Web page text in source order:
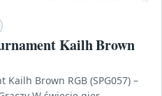
Kailh Brown
Kailh Brown RGB (SPG057) –